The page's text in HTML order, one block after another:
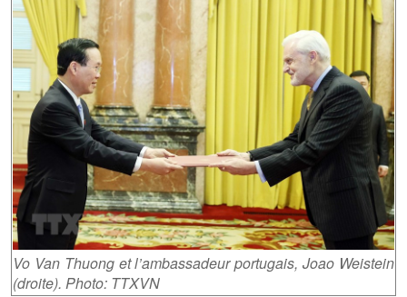
Vo Van Thuong et l’ambassadeur portugais, Joao Weistein
(droite). Photo: TTXVN